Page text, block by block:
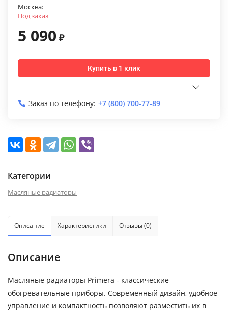
Москва:
Под заказ
5 090 ₽
Купить в 1 клик
Заказ по телефону: +7 (800) 700-77-89
Категории
Масляные радиаторы
Описание Характеристики Отзывы (0)
Описание
Масляные радиаторы Primera - классические
обогревательные приборы. Современный дизайн, удобное
управление и компактность позволяют разместить их в